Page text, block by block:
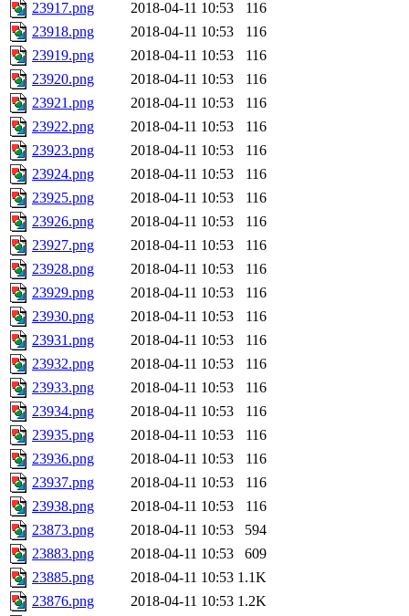
23917.png
2018-04-11 10:53
116
23918.png
2018-04-11 10:53
116
23919.png
2018-04-11 10:53
116
23920.png
2018-04-11 10:53
116
23921.png
2018-04-11 10:53
116
23922.png
2018-04-11 10:53
116
23923.png
2018-04-11 10:53
116
23924.png
2018-04-11 10:53
116
23925.png
2018-04-11 10:53
116
23926.png
2018-04-11 10:53
116
23927.png
2018-04-11 10:53
116
23928.png
2018-04-11 10:53
116
23929.png
2018-04-11 10:53
116
23930.png
2018-04-11 10:53
116
23931.png
2018-04-11 10:53
116
23932.png
2018-04-11 10:53
116
23933.png
2018-04-11 10:53
116
23934.png
2018-04-11 10:53
116
23935.png
2018-04-11 10:53
116
23936.png
2018-04-11 10:53
116
23937.png
2018-04-11 10:53
116
23938.png
2018-04-11 10:53
116
23873.png
2018-04-11 10:53
594
23883.png
2018-04-11 10:53
609
23885.png
2018-04-11 10:53 1.1K
23876.png
2018-04-11 10:53 1.2K